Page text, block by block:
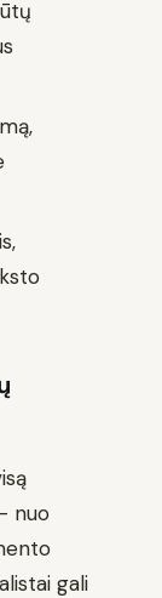
nuo
gali